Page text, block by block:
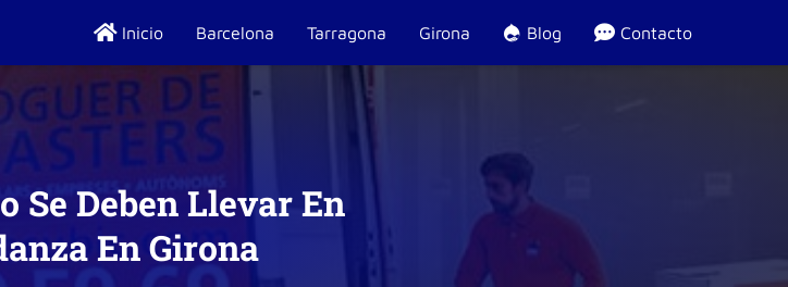
Inicio Barcelona Tarragona Girona Blog Contacto
Se Deben Llevar En
En Girona